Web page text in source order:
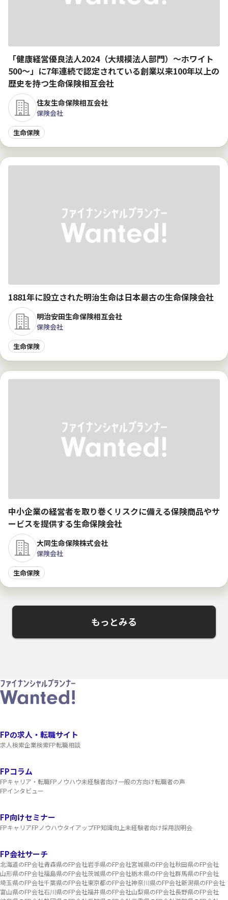
「健康経営優良法人2024（大規模法人部門）～ホワイト
500～」に7年連続で認定されている創業以来100年以上の
歴史を持つ生命保険相互会社
住友生命保険相互会社
保険会社
生命保険
1881年に設立された明治生命は日本最古の生命保険会社
明治安田生命保険相互会社
保険会社
生命保険
中小企業の経営者を取り巻くリスクに備える保険商品やサ
ービスを提供する 生命保険会社
大同生命保険株式会社
保険会社
生命保険
もっとみる
FPの求人・転職サイト
求人検索企業検索FP転職相談
FPコラム
FPキャリア・転職FPノウハウ未経験者向け一般の方向け転職者の声
FPインタビュー
FP向けセミナー
FPキャリアFPノウハウタイアップFP知識向上未経験者向け採用説明会
FP会社サーチ
北海道のFP会社青森県のFP会社岩手県のFP会社宮城県のFP会社秋田県のFP会社
山形県のFP会社福島県のFP会社茨城県のFP会社栃木県のFP会社群馬県のFP会社
埼玉県のFP会社千葉県のFP会社東京都のFP会社神奈川県のFP会社新潟県のFP会社
富山県のFP会社石川県のFP会社福井県のFP会社山梨県のFP会社長野県のFP会社